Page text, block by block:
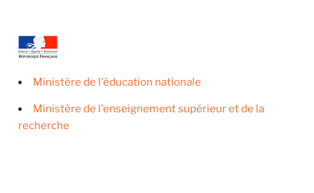
Ministère de l'éducation nationale
Ministère de l'enseignement supérieur et de la
recherche